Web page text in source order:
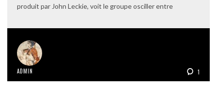
produit par John Leckie, voit le groupe osciller entre
ADMIN 1